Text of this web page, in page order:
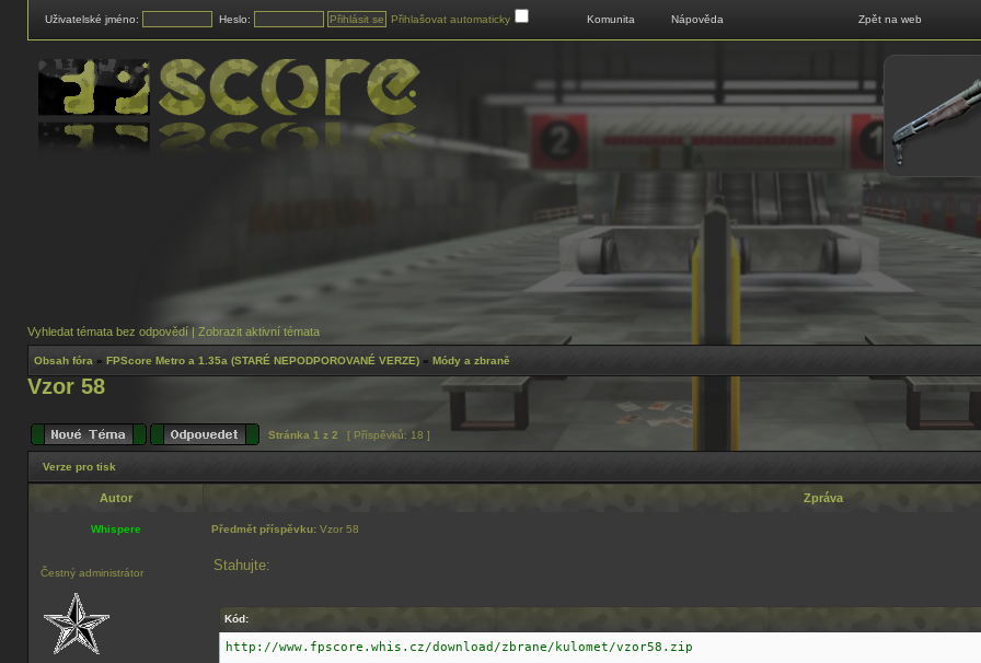
Uživatelské jméno: Heslo: Přihlašovat automaticky Komunita Nápověda Zpět na web
Vyhledat témata bez odpovědí | Zobrazit aktivní témata
Obsah fóra » FPScore Metro a 1.35a (STARÉ NEPODPOROVANÉ VERZE) » Módy a zbraně
Vzor 58
Stránka 1 z 2 [ Příspěvků: 18 ]
Verze pro tisk
Autor Zpráva
Whispere Předmět příspěvku: Vzor 58
Čestný administrátor Stahujte:
Kód:
http://www.fpscore.whis.cz/download/zbrane/kulomet/vzor58.zip